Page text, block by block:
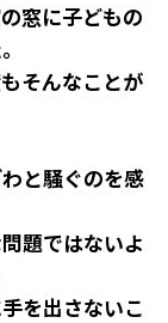
窓に子どもの
そんなことが
と騒ぐのを感
題ではないよ
を出さないこ